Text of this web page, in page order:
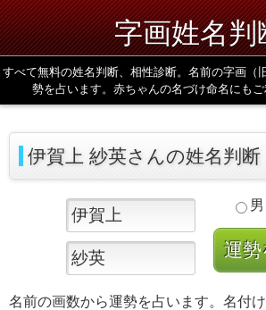
字画姓名判
すべて無料の姓名判断、相性診断。名前の字画（
勢を占います。赤ちゃんの名づけ命名にもご
伊賀上 紗英さんの姓名判断
男
名前の画数から運勢を占います。名付